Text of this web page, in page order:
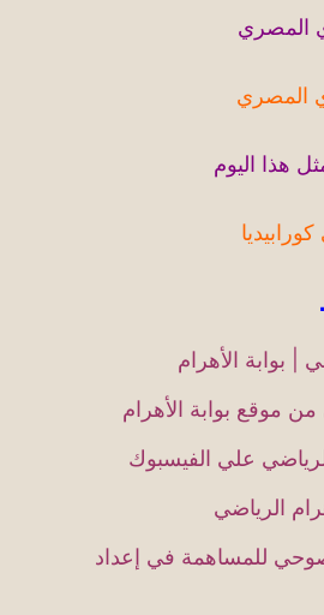
المصري
المصري
هذا اليوم
| بوابة الأهرام
موقع بوابة الأهرام
علي الفيسبوك
الرياضي
للمساهمة في إعداد